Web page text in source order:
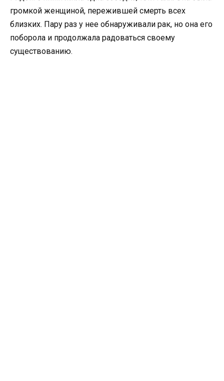
громкой женщиной, пережившей смерть всех
близких. Пару раз у нее обнаруживали рак, но она его
поборола и продолжала радоваться своему
существованию.